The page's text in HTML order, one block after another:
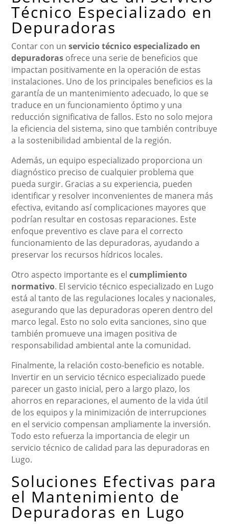
Técnico Especializado en
Depuradoras
Contar con unservicio técnico especializado en
depuradoras ofrece una serie de beneficios que
impactan positivamente en la operación de estas
instalaciones. Uno de los principales beneficios es la
garantía de un mantenimiento adecuado, lo que se
traduce en un funcionamiento óptimo y una
reducción significativa de fallos. Esto no solo mejora
la eficiencia del sistema, sino que también contribuye
a la sostenibilidad ambiental de la región.
Además, un equipo especializado proporciona un
diagnóstico preciso de cualquier problema que
pueda surgir. Gracias a su experiencia, pueden
identificar y resolver inconvenientes de manera más
efectiva, evitando así complicaciones mayores que
podrían resultar en costosas reparaciones. Este
enfoque preventivo es clave para el correcto
funcionamiento de las depuradoras, ayudando a
preservar los recursos hídricos locales.
Otro aspecto importante es elcumplimiento
normativo. El servicio técnico especializado en Lugo
está al tanto de las regulaciones locales y nacionales,
asegurando que las depuradoras operen dentro del
marco legal. Esto no solo evita sanciones, sino que
también promueve una imagen positiva de
responsabilidad ambiental ante la comunidad.
Finalmente, la relación costo-beneficio es notable.
Invertir en un servicio técnico especializado puede
parecer un gasto inicial, pero a largo plazo, los
ahorros en reparaciones, el aumento de la vida útil
de los equipos y la minimización de interrupciones
en el servicio compensan ampliamente la inversión.
Todo esto refuerza la importancia de elegir un
servicio técnico de calidad para las depuradoras en
Lugo.
Soluciones Efectivas para
el Mantenimiento de
Depuradoras en Lugo